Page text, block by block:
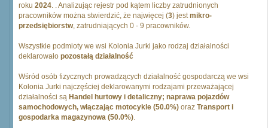
roku 2024. . Analizując rejestr pod kątem liczby zatrudnionych
pracowników można stwierdzić, że najwięcej (3) jestmikro-
przedsiębiorstw, zatrudniających 0 - 9 pracowników.
Wszystkie podmioty we wsi Kolonia Jurki jako rodzaj działalności
deklarowało pozostałą działalność
Wśród osób fizycznych prowadzących działalność gospodarczą we wsi
Kolonia Jurki najczęściej deklarowanymi rodzajami przeważającej
działalności są Handel hurtowy i detaliczny; naprawa pojazdów
samochodowych, włączając motocykle (50.0%) oraz Transport i
gospodarka magazynowa (50.0%).